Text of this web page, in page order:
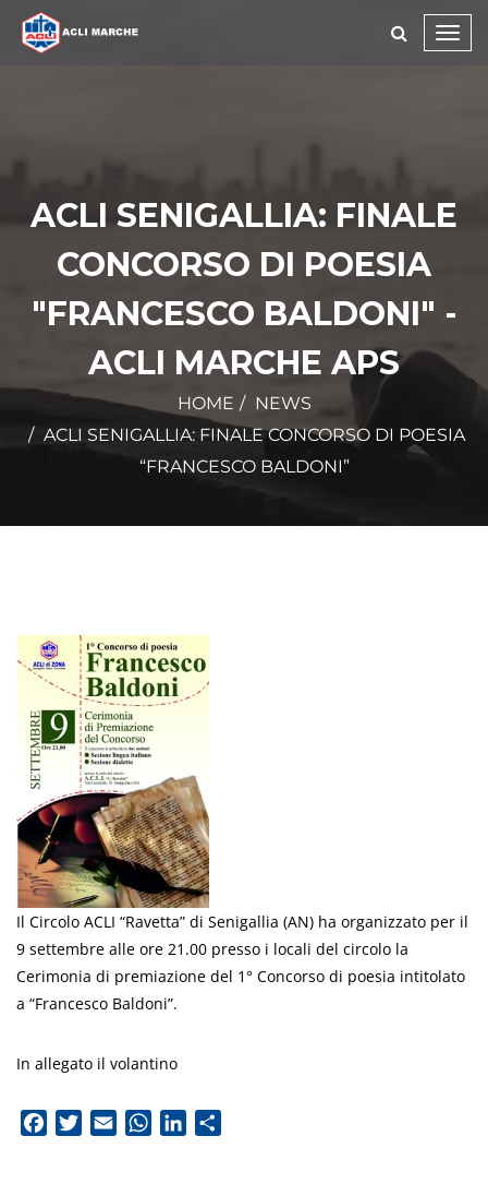
ACLI SENIGALLIA: FINALE
CONCORSO DI POESIA
"FRANCESCO BALDONI" -
ACLI MARCHE APS
HOME
NEWS
ACLI SENIGALLIA: FINALE CONCORSO DI POESIA
“FRANCESCO BALDONI”
Il Circolo ACLI “Ravetta” di Senigallia (AN) ha organizzato per il
9 settembre alle ore 21.00 presso i locali del circolo la
Cerimonia di premiazione del 1° Concorso di poesia intitolato
a “Francesco Baldoni”.
In allegato il volantino
FacebookTwitterEmail WhatsApp
LinkedIn